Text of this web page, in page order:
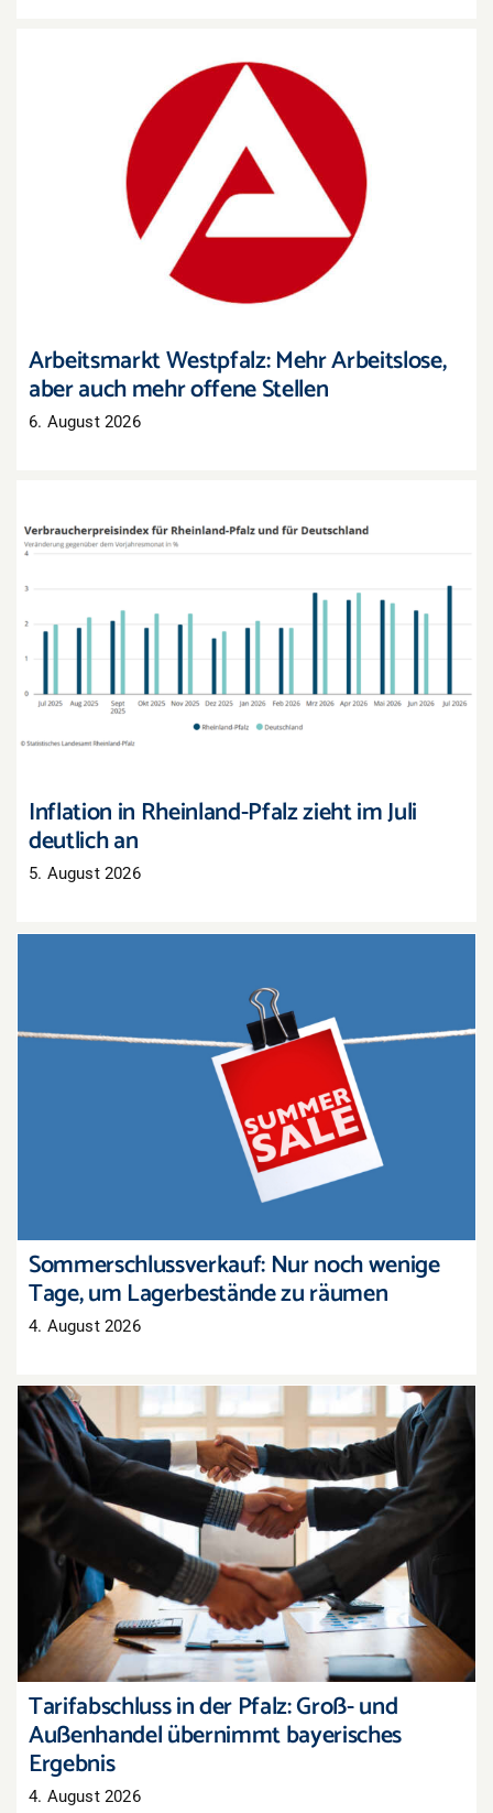
Arbeitsmarkt Westpfalz: Mehr Arbeitslose, aber
auch mehr offene Stellen
Arbeitsmarkt Westpfalz: Mehr Arbeitslose,
aber auch mehr offene Stellen
6. August 2026
Inflation in Rheinland-Pfalz zieht im Juli deutlich
Inflation in Rheinland-Pfalz zieht im Juli
deutlich an
5. August 2026
Sommerschlussverkauf: Nur noch wenige Tage,
um Lagerbestände zu räumen
Sommerschlussverkauf: Nur noch wenige
Tage, um Lagerbestände zu räumen
4. August 2026
Tarifabschluss in der Pfalz: Groß- und
Außenhandel übernimmt bayerisches Ergebnis
Tarifabschluss in der Pfalz: Groß- und
Außenhandel übernimmt bayerisches
Ergebnis
4. August 2026